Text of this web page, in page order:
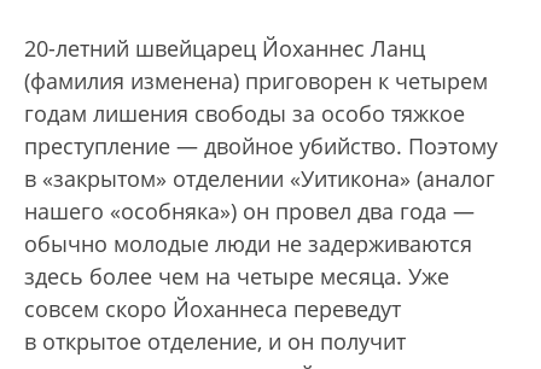
20-летний швейцарец Йоханнес Ланц
(фамилия изменена) приговорен к четырем
годам лишения свободы за особо тяжкое
преступление — двойное убийство. Поэтому
в «закрытом» отделении «Уитикона» (аналог
нашего «особняка») он провел два года —
обычно молодые люди не задерживаются
здесь более чем на четыре месяца. Уже
совсем скоро Йоханнеса переведут
в открытое отделение, и он получит